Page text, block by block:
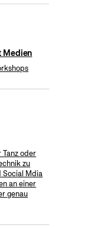
Medien
oder
zu
Social Mdia
an einer
genau